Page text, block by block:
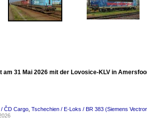
am 31 Mai 2026 mit der Lovosice-KLV in
ČD Cargo Tschechien / E-Loks / BR 383 (Siemens